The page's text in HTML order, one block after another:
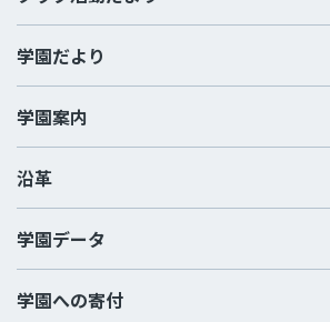
学園だより
学園案内
沿革
学園データ
学園への寄付